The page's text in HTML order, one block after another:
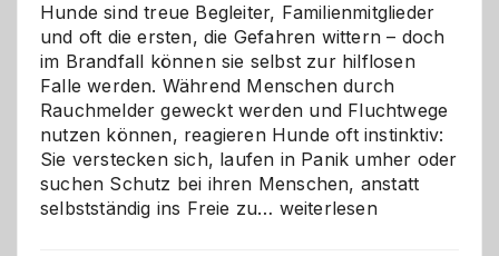
Hunde sind treue Begleiter, Familienmitglieder
und oft die ersten, die Gefahren wittern – doch
im Brandfall können sie selbst zur hilflosen
Falle werden. Während Menschen durch
Rauchmelder geweckt werden und Fluchtwege
nutzen können, reagieren Hunde oft instinktiv:
Sie verstecken sich, laufen in Panik umher oder
suchen Schutz bei ihren Menschen, anstatt
selbstständig ins Freie zu… Wenn
weiterlesen